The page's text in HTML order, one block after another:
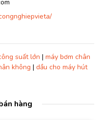
suất lớn | máy bơm chân
không | dầu cho máy hút
hàng